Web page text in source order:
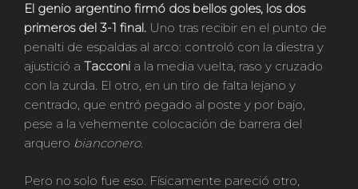
El genio argentino firmó dos bellos goles, los dos
primeros del 3-1 final. Uno tras recibir en el punto de
penalti de espaldas al arco: controló con la diestra y
ajustició a Tacconi a la media vuelta, raso y cruzado
con la zurda. El otro, en un tiro de falta lejano y
centrado, que entró pegado al poste y por bajo,
pese a la vehemente colocación de barrera del
arquero bianconero.
Pero no solo fue eso. Físicamente pareció otro,